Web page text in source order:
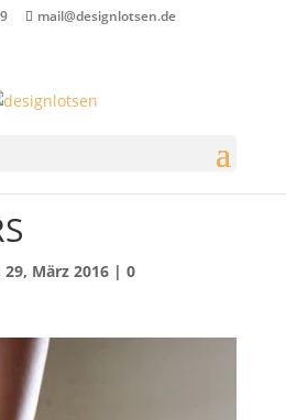
mail@designlotsen.de
März 2016| 0